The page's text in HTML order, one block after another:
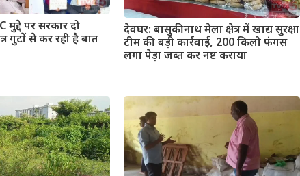
मुद्दे पर सरकार दो
से कर रही है बात
देवघर: बासुकीनाथ मेला क्षेत्र में खाद्य सुरक्षा
टीम की बड़ी कार्रवाई, 200 किलो फंगस
लगा पेड़ा जब्त कर नष्ट कराया